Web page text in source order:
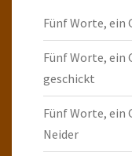
Fünf Worte, ein
Fünf Worte, ein
geschickt
Fünf Worte, ein
Neider